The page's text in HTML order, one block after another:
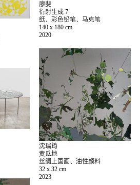
廖斐
衍射生成 7
纸、彩色铅笔、马克笔
140 x 180 cm
2020
沈瑞筠
⻩⽠地
丝绸上国画、油性颜料
32 x 32 cm
2023